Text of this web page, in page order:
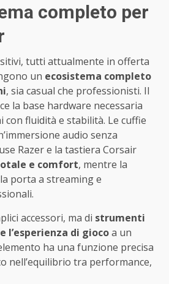
completo per
tutti attualmente in offerta
un ecosistema completo
, sia casual che professionisti. Il
la base hardware necessaria
con fluidità e stabilità. Le cuffie
audio senza
Razer e la tastiera Corsair
e comfort, mentre la
porta a streaming e
accessori, ma di strumenti
l’esperienza di giocoa un
ha una funzione precisa
nell’equilibrio tra performance,